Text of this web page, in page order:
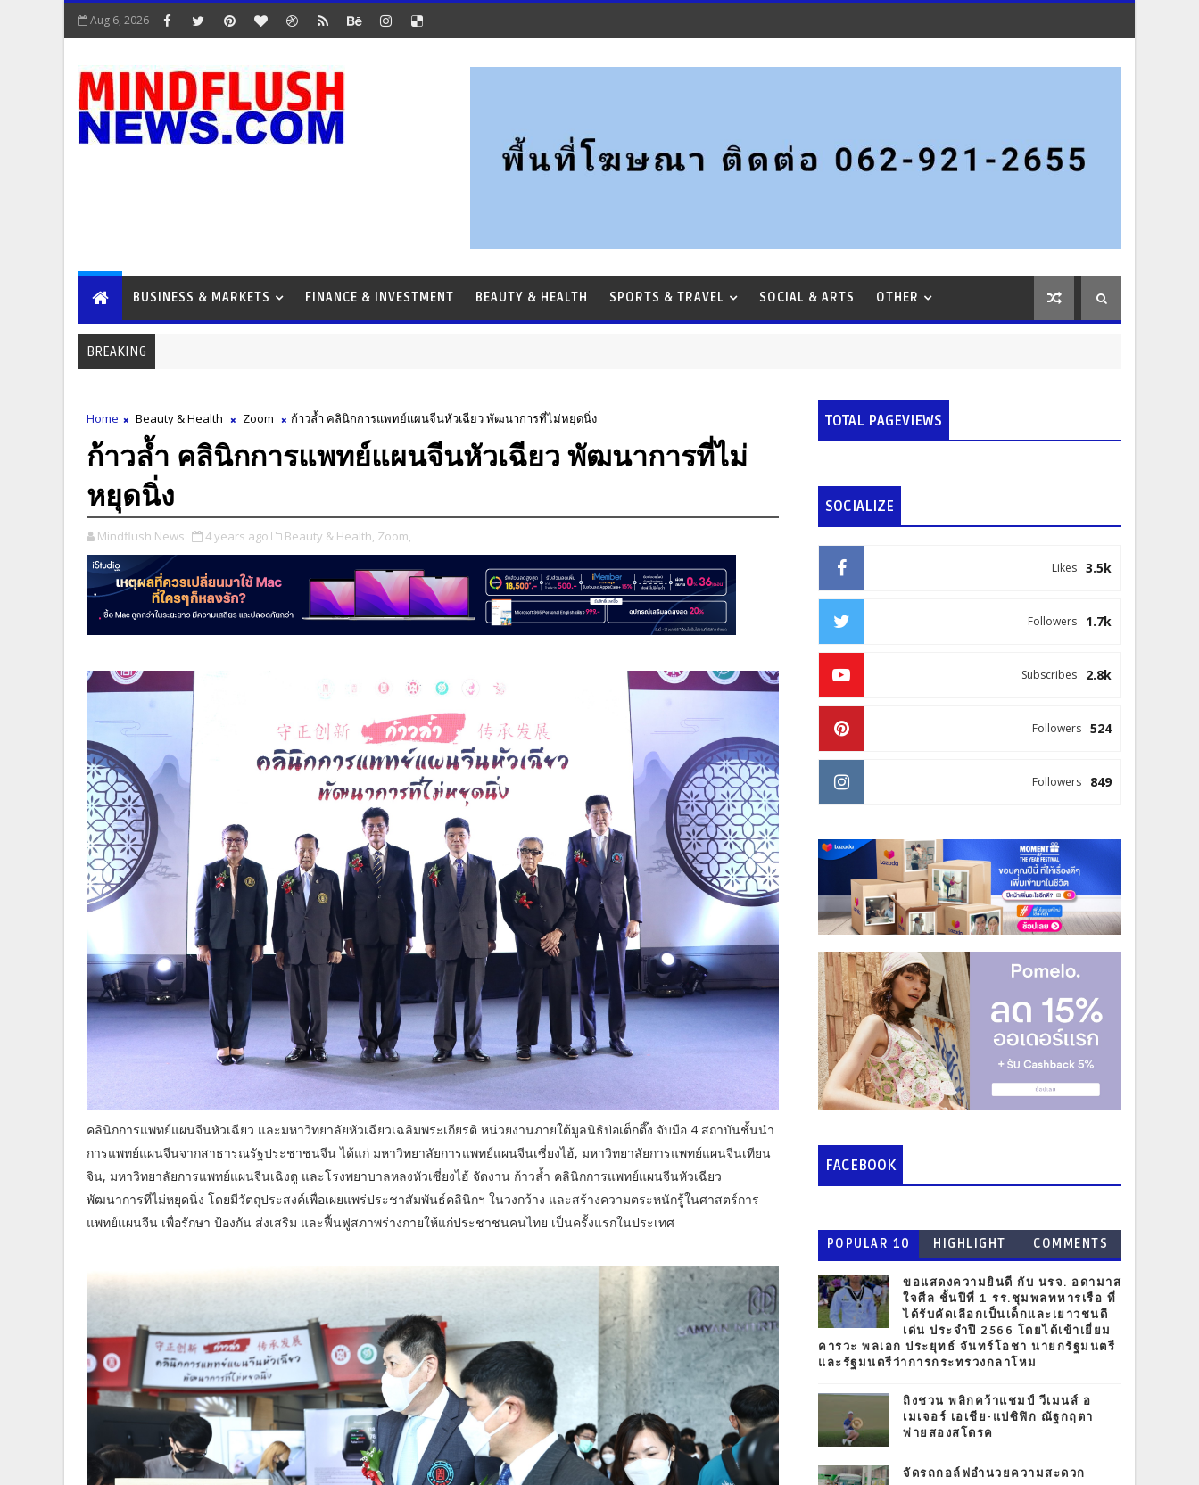
Aug 6, 2026
BUSINESS & MARKETS FINANCE & INVESTMENT BEAUTY & HEALTH SPORTS & TRAVEL SOCIAL & ARTS OTHER
BREAKING
Home Beauty & Health Zoom ก้าวล้ำ คลินิกการแพทย์แผนจีนหัวเฉียว พัฒนาการที่ไม่หยุดนิ่ง
ก้าวล้ำ คลินิกการแพทย์แผนจีนหัวเฉียว พัฒนาการที่ไม่
หยุดนิ่ง
Mindflush News 4 years ago Beauty & Health, Zoom,
คลินิกการแพทย์แผนจีนหัวเฉียว และมหาวิทยาลัยหัวเฉียวเฉลิมพระเกียรติ หน่วยงานภายใต้มูลนิธิป่อเต็กตึ๊ง จับมือ 4 สถาบันชั้นนำ
การแพทย์แผนจีนจากสาธารณรัฐประชาชนจีน ได้แก่ มหาวิทยาลัยการแพทย์แผนจีนเซี่ยงไฮ้, มหาวิทยาลัยการแพทย์แผนจีนเทียน
จิน, มหาวิทยาลัยการแพทย์แผนจีนเฉิงตู และโรงพยาบาลหลงหัวเซี่ยงไฮ้ จัดงาน ก้าวล้ำ คลินิกการแพทย์แผนจีนหัวเฉียว
พัฒนาการที่ไม่หยุดนิ่ง โดยมีวัตถุประสงค์เพื่อเผยแพร่ประชาสัมพันธ์คลินิกฯ ในวงกว้าง และสร้างความตระหนักรู้ในศาสตร์การ
แพทย์แผนจีน เพื่อรักษา ป้องกัน ส่งเสริม และฟื้นฟูสภาพร่างกายให้แก่ประชาชนคนไทย เป็นครั้งแรกในประเทศ
TOTAL PAGEVIEWS
SOCIALIZE
3.5k
Likes
1.7k
Followers
2.8k
Subscribes
524
Followers
849
Followers
FACEBOOK
POPULAR 10 HIGHLIGHT COMMENTS
ขอแสดงความยินดี กับ นรจ. อดามาส
ใจศีล ชั้นปีที่ 1 รร.ชุมพลทหารเรือ ที่
ได้รับคัดเลือกเป็นเด็กและเยาวชนดี
เด่น ประจำปี 2566 โดยได้เข้าเยี่ยม
คารวะ พลเอก ประยุทธ์ จันทร์โอชา นายกรัฐมนตรี
และรัฐมนตรีว่าการกระทรวงกลาโหม
ถิงชวน พลิกคว้าแชมป์ วีเมนส์ อ
เมเจอร์ เอเชีย-แปซิฟิก ณัฐกฤตา
พ่ายสองสโตรค
จัดรถกอล์ฟอำนวยความสะดวก